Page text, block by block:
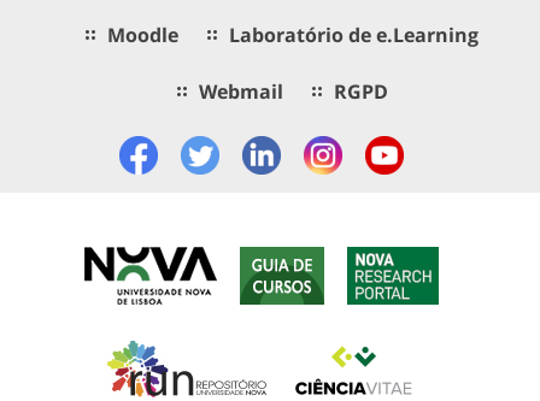
Moodle Laboratório de e.Learning
Webmail RGPD